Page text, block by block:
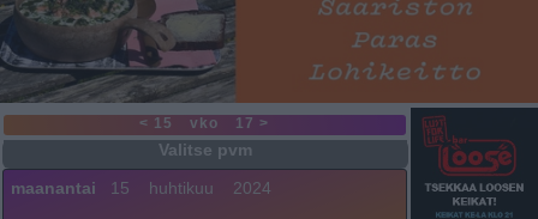
< 15 vko 17 >
maanantai 15 huhtikuu 2024